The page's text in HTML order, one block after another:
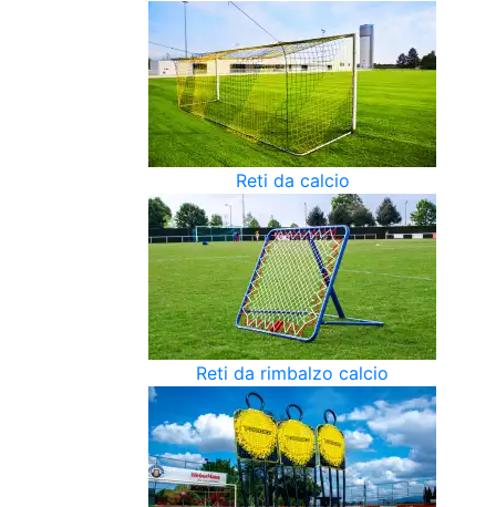
Reti da calcio
Reti da rimbalzo calcio